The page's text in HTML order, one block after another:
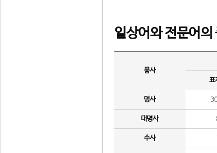
일상어와 전문어의
품사
표
명사
대명사
수사